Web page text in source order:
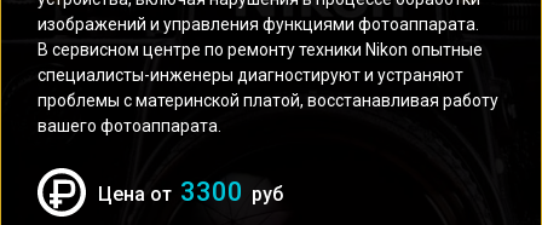
изображений и управления функциями фотоаппарата.
В сервисном центре по ремонту техники Nikon опытные
специалисты-инженеры диагностируют и устраняют
проблемы с материнской платой, восстанавливая работу
вашего фотоаппарата.
Цена от 3300 руб